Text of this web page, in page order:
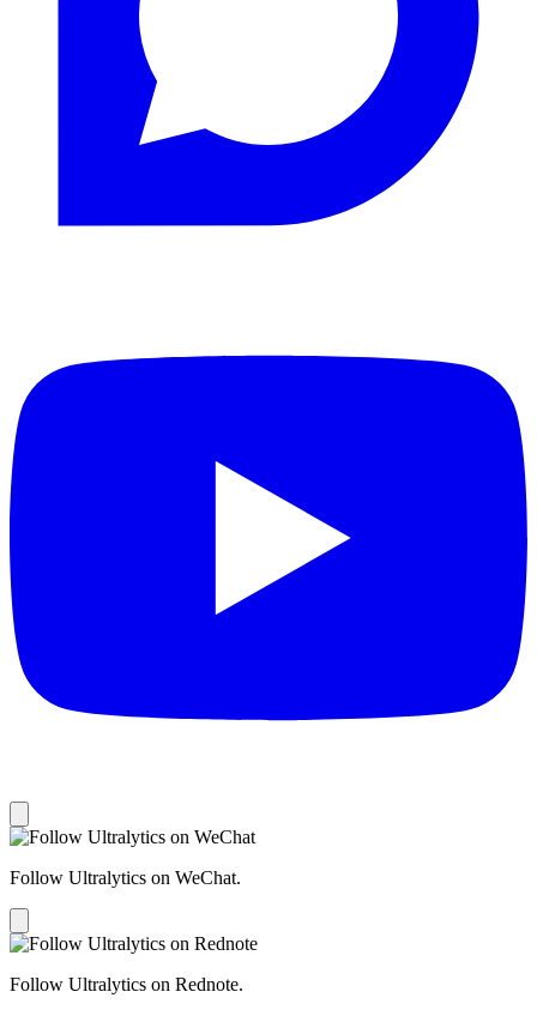
Follow Ultralytics on WeChat.
Follow Ultralytics on Rednote.